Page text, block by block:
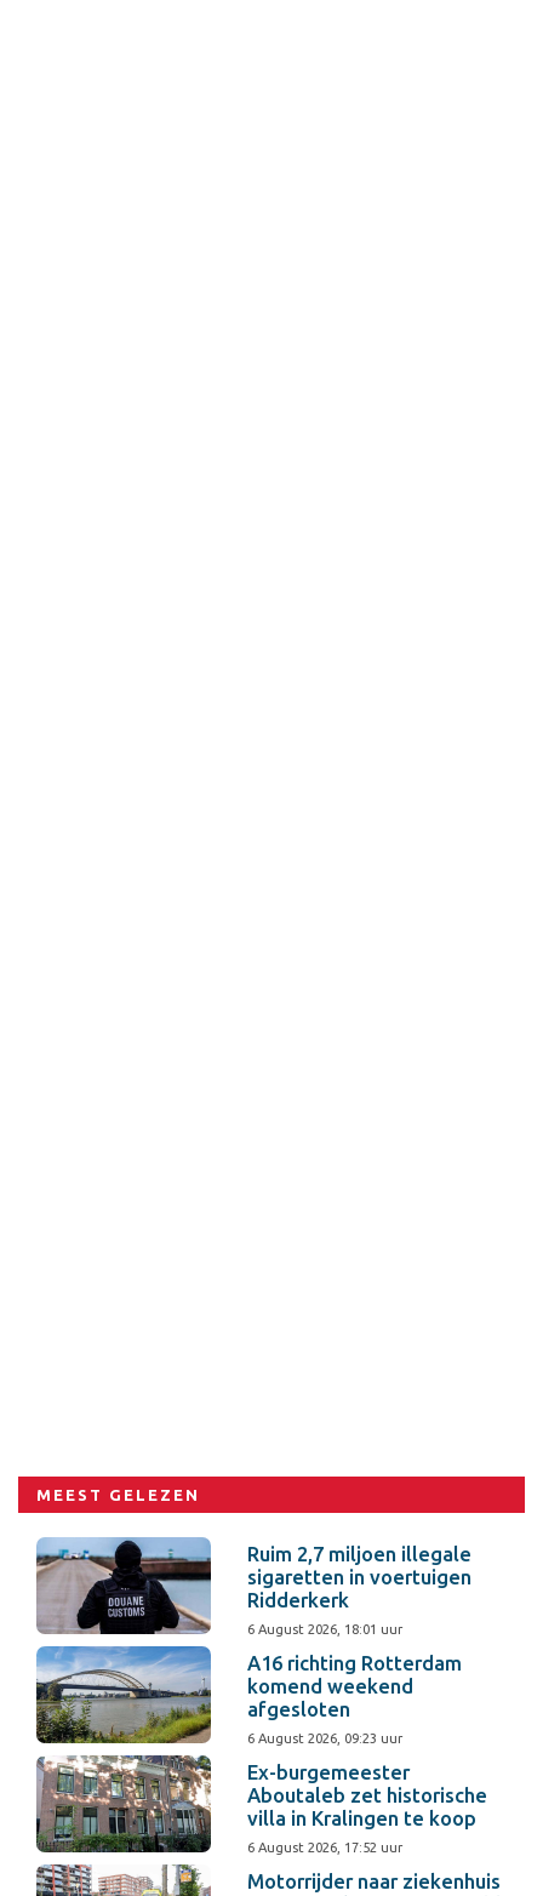
MEEST GELEZEN
Ruim 2,7 miljoen illegale
sigaretten in voertuigen
Ridderkerk
6 August 2026, 18:01 uur
A16 richting Rotterdam
komend weekend
afgesloten
6 August 2026, 09:23 uur
Ex-burgemeester
Aboutaleb zet historische
villa in Kralingen te koop
6 August 2026, 17:52 uur
Motorrijder naar ziekenhuis